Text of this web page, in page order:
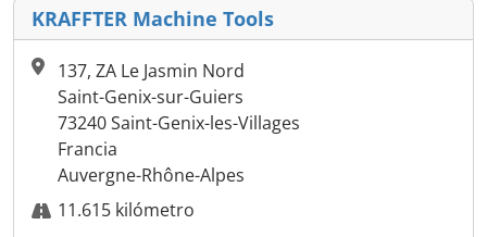
KRAFFTER Machine Tools
137, ZA Le Jasmin Nord
Saint-Genix-sur-Guiers
73240 Saint-Genix-les-Villages
Francia
Auvergne-Rhône-Alpes
11.615 kilómetro